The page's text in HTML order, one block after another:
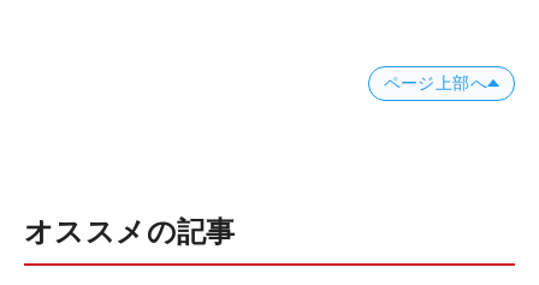
ページ上部へ
オススメの記事